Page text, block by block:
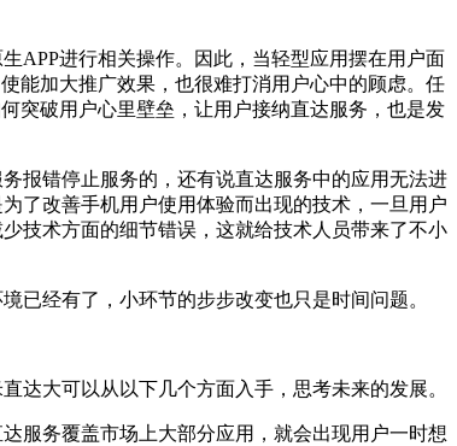
进行相关操作。因此，当轻型应用摆在用户面
能加大推广效果，也很难打消用户心中的顾虑。任
突破用户心里壁垒，让用户接纳直达服务，也是发
报错停止服务的，还有说直达服务中的应用无法进
了改善手机用户使用体验而出现的技术，一旦用户
技术方面的细节错误，这就给技术人员带来了不小
经有了，小环节的步步改变也只是时间问题。
大可以从以下几个方面入手，思考未来的发展。
服务覆盖市场上大部分应用，就会出现用户一时想